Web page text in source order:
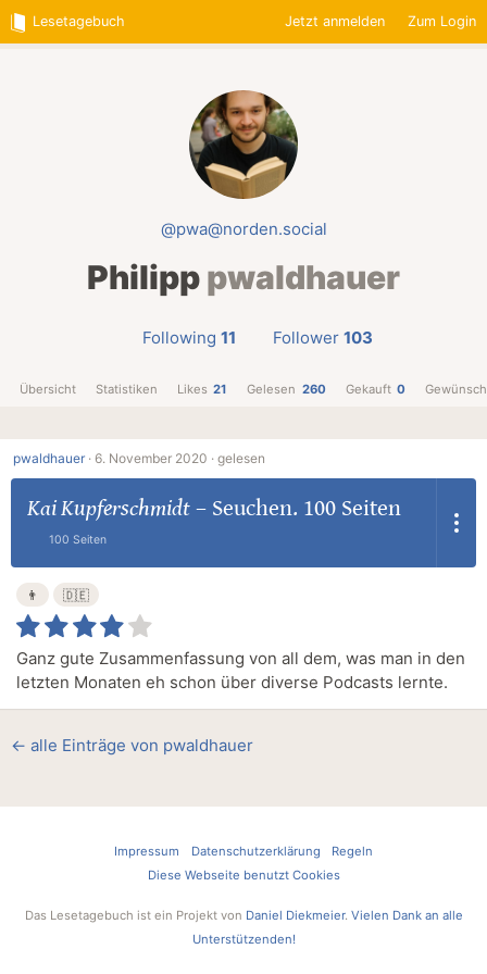
Lesetagebuch Jetzt anmelden Zum Login
@pwa@norden.social
Philipppwaldhauer
Following 11 Follower 103
Übersicht Statistiken Likes 21 Gelesen 260 Gekauft 0
pwaldhauer · 6. November 2020 · gelesen
Kai Kupferschmidt– Seuchen. 100 Seiten
100 Seiten
👨 🇩🇪
Ganz gute Zusammenfassung von all dem, was man in den
letzten Monaten eh schon über diverse Podcasts lernte.
← alle Einträge von pwaldhauer
Impressum Datenschutzerklärung
Regeln
Diese Webseite benutzt Cookies
Das Lesetagebuch ist ein Projekt von Daniel Diekmeier. Vielen Dank an alle
Unterstützenden!